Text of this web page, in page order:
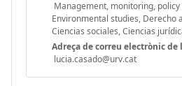
Management, monitoring, policy
Environmental studies, Derecho
Ciencias sociales, Ciencias
Adreça de correu electrònic de
lucia.casado@urv.cat